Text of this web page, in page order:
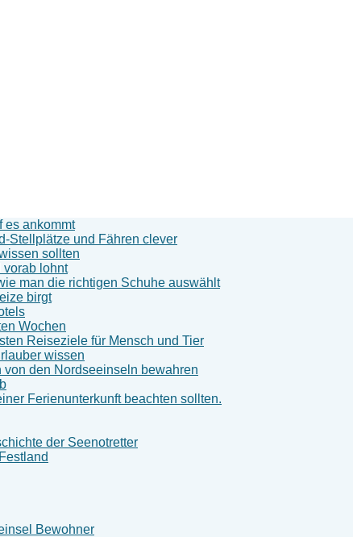
es ankommt
Stellplätze und Fähren clever
sollten
vorab lohnt
man die richtigen Schuhe auswählt
birgt
Wochen
Reiseziele für Mensch und Tier
wissen
den Nordseeinseln bewahren
Ferienunterkunft beachten sollten.
der Seenotretter
Bewohner